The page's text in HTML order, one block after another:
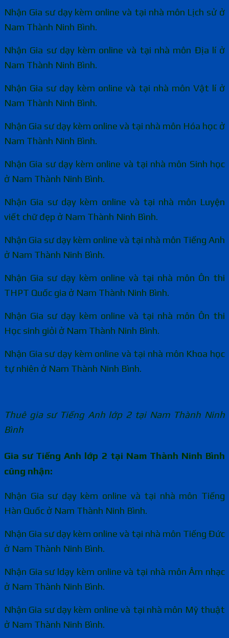
Nhận Gia sư dạy kèm online và tại nhà môn Lịch sử ở
Nam Thành Ninh Bình.
Nhận Gia sư dạy kèm online và tại nhà môn Địa lí ở
Nam Thành Ninh Bình.
Nhận Gia sư dạy kèm online và tại nhà môn Vật lí ở
Nam Thành Ninh Bình.
Nhận Gia sư dạy kèm online và tại nhà môn Hóa học ở
Nam Thành Ninh Bình.
Nhận Gia sư dạy kèm online và tại nhà môn Sinh học
ở Nam Thành Ninh Bình.
Nhận Gia sư dạy kèm online và tại nhà môn Luyện
viết chữ đẹp ở Nam Thành Ninh Bình.
Nhận Gia sư dạy kèm online và tại nhà môn Tiếng Anh
ở Nam Thành Ninh Bình.
Nhận Gia sư dạy kèm online và tại nhà môn Ôn thi
THPT Quốc gia ở Nam Thành Ninh Bình.
Nhận Gia sư dạy kèm online và tại nhà môn Ôn thi
Học sinh giỏi ở Nam Thành Ninh Bình.
Nhận Gia sư dạy kèm online và tại nhà môn Khoa học
tự nhiên ở Nam Thành Ninh Bình.
Thuê gia sư Tiếng Anh lớp 2 tại Nam Thành Ninh
Bình
Gia sư Tiếng Anh lớp 2 tại Nam Thành Ninh Bình
cũng nhận:
Nhận Gia sư dạy kèm online và tại nhà môn Tiếng
Hàn Quốc ở Nam Thành Ninh Bình.
Nhận Gia sư dạy kèm online và tại nhà môn Tiếng Đức
ở Nam Thành Ninh Bình.
Nhận Gia sư ldạy kèm online và tại nhà môn Âm nhạc
ở Nam Thành Ninh Bình.
Nhận Gia sư dạy kèm online và tại nhà môn Mỹ thuật
ở Nam Thành Ninh Bình.